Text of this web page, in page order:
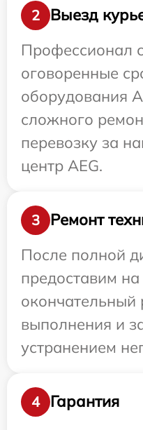
2
Выезд
Профессионал
оговоренные
оборудования
сложного
перевозку за
центр AEG.
3
Ремонт
После полной
предоставим
окончательный
выполнения и
устранением
4
Гарантия